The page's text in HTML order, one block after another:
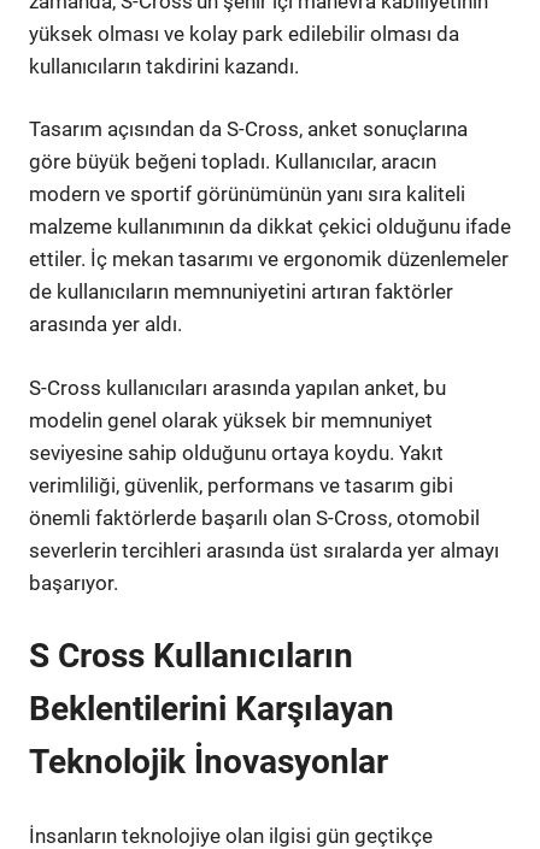
yüksek olması ve kolay park edilebilir olması da
kullanıcıların takdirini kazandı.
Tasarım açısından da S-Cross, anket sonuçlarına
göre büyük beğeni topladı. Kullanıcılar, aracın
modern ve sportif görünümünün yanı sıra kaliteli
malzeme kullanımının da dikkat çekici olduğunu ifade
ettiler. İç mekan tasarımı ve ergonomik düzenlemeler
de kullanıcıların memnuniyetini artıran faktörler
arasında yer aldı.
S-Cross kullanıcıları arasında yapılan anket, bu
modelin genel olarak yüksek bir memnuniyet
seviyesine sahip olduğunu ortaya koydu. Yakıt
verimliliği, güvenlik, performans ve tasarım gibi
önemli faktörlerde başarılı olan S-Cross, otomobil
severlerin tercihleri arasında üst sıralarda yer almayı
başarıyor.
S Cross Kullanıcıların
Beklentilerini Karşılayan
Teknolojik İnovasyonlar
İnsanların teknolojiye olan ilgisi gün geçtikçe